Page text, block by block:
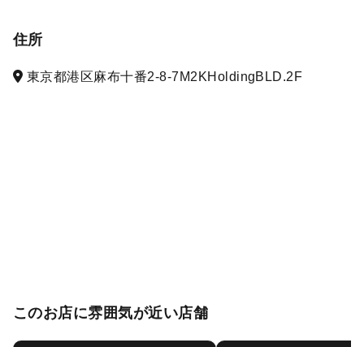
住所
東京都港区麻布十番2-8-7M2KHoldingBLD.2F
このお店に雰囲気が近い店舗